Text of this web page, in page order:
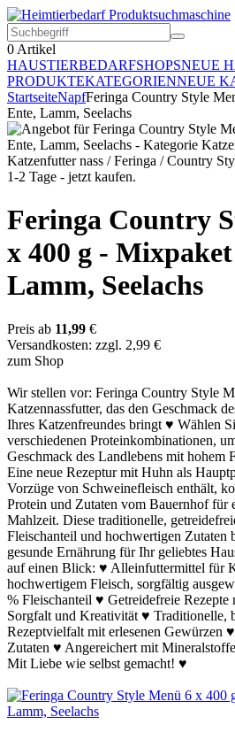
0 Artikel
HAUSTIERBEDARFSHOPSNEUE
PRODUKTEKATEGORIENNEUE
StartseiteNapfFeringa Country Style
Ente, Lamm, Seelachs
Feringa Country
x 400 g -
Lamm, Seelachs
Preis ab 11,99 €
Versandkosten: zzgl. 2,99 €
zum Shop
Wir stellen vor: Feringa Country Style
Katzennassfutter, das den Geschmack
Ihres Katzenfreundes bringt ♥️ Wählen
verschiedenen Proteinkombinationen,
Geschmack des Landlebens mit hohem
Eine neue Rezeptur mit Huhn als
Vorzüge von Schweinefleisch enthält,
Protein und Zutaten vom Bauernhof für
Mahlzeit. Diese traditionelle,
Fleischanteil und hochwertigen Zutaten
gesunde Ernährung für Ihr geliebtes
auf einen Blick: ♥️ Alleinfuttermittel für
hochwertigem Fleisch, sorgfältig
% Fleischanteil ♥️ Getreidefreie Rezepte
Sorgfalt und Kreativität ♥️ Traditionelle,
Rezeptvielfalt mit erlesenen Gewürzen
Zutaten ♥️ Angereichert mit
Mit Liebe wie selbst gemacht! ♥️